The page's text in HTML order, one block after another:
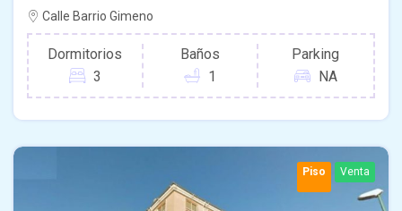
Calle Barrio Gimeno
Dormitorios
3
Baños
1
Parking
NA
Piso Venta